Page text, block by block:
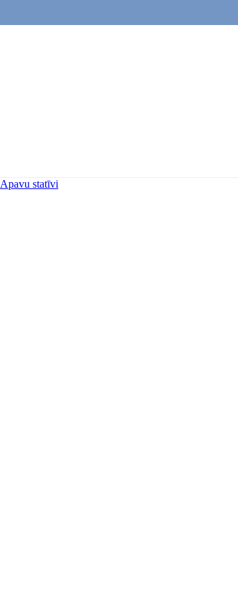
Apavu statīvi